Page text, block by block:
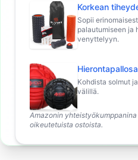
Korkean
Sopii
palautumiseen ja
venyttelyyn.
Kohdista solmut
välillä.
Amazonin
oikeutetuista ostoista.